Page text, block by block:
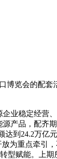
博览会的配
业稳定经营
产品，配齐
达到24.2万亿
为重点牵引
型赋能。上期